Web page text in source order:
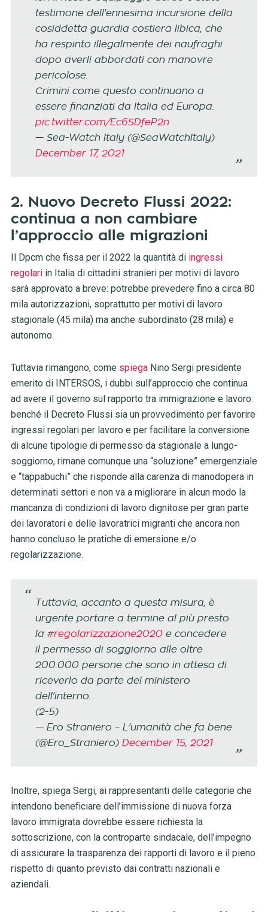
testimone dell'ennesima incursione della
cosiddetta guardia costiera libica, che
ha respinto illegalmente dei naufraghi
dopo averli abbordati con manovre
pericolose.
Crimini come questo continuano a
essere finanziati da Italia ed Europa.
pic.twitter.com/Ec6SDfeP2n
— Sea-Watch Italy (@SeaWatchItaly)
December 17, 2021
2. Nuovo Decreto Flussi 2022:
continua a non cambiare
l’approccio alle migrazioni
Il Dpcm che fissa per il 2022 la quantità di ingressi
regolariin Italia di cittadini stranieri per motivi di lavoro
sarà approvato a breve: potrebbe prevedere fino a circa 80
mila autorizzazioni, soprattutto per motivi di lavoro
stagionale (45 mila) ma anche subordinato (28 mila) e
autonomo.
Tuttavia rimangono, come spiegaNino Sergi presidente
emerito di INTERSOS, i dubbi sull’approccio che continua
ad avere il governo sul rapporto tra immigrazione e lavoro:
benché il Decreto Flussi sia un provvedimento per favorire
ingressi regolari per lavoro e per facilitare la conversione
di alcune tipologie di permesso da stagionale a lungo-
soggiorno, rimane comunque una “soluzione” emergenziale
e “tappabuchi” che risponde alla carenza di manodopera in
determinati settori e non va a migliorare in alcun modo la
mancanza di condizioni di lavoro dignitose per gran parte
dei lavoratori e delle lavoratrici migranti che ancora non
hanno concluso le pratiche di emersione e/o
regolarizzazione.
Tuttavia, accanto a questa misura, è
urgente portare a termine al più presto
la #regolarizzazione2020e concedere
il permesso di soggiorno alle oltre
200.000 persone che sono in attesa di
riceverlo da parte del ministero
dell'interno.
(2-5)
— Ero Straniero – L'umanità che fa bene
(@Ero_Straniero) December 15, 2021
Inoltre, spiega Sergi, ai rappresentanti delle categorie che
intendono beneficiare dell’immissione di nuova forza
lavoro immigrata dovrebbe essere richiesta la
sottoscrizione, con la controparte sindacale, dell’impegno
di assicurare la trasparenza dei rapporti di lavoro e il pieno
rispetto di quanto previsto dai contratti nazionali e
aziendali.